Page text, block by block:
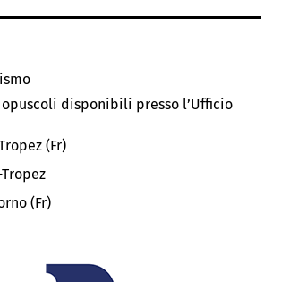
disponibili presso l’Ufficio
(Fr)
(Fr)